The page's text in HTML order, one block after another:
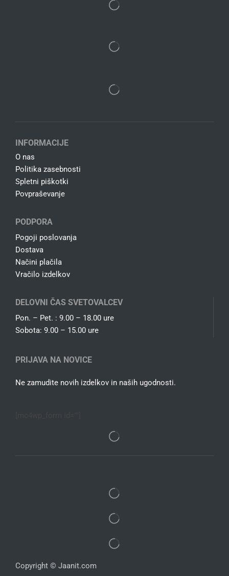
INFORMACIJE
O nas
Politika zasebnosti
Spletni piškotki
Povpraševanje
PODPORA
Pogoji poslovanja
Dostava
Načini plačila
Vračilo izdelkov
DELOVNI ČAS SVETOVALCEV
Pon. – Pet. : 9.00 – 18.00 ure
Sobota: 9.00 – 15.00 ure
PRIJAVA NA NOVICE
Ne zamudite novih izdelkov in naših ugodnosti.
Copyright © Jaanit.com